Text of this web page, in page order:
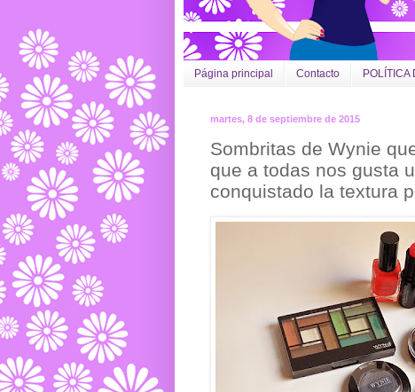
Página principal Contacto POLÍTICA
martes, 8 de septiembre de 2015
Sombritas de Wynie
que a todas nos gusta
conquistado la textura